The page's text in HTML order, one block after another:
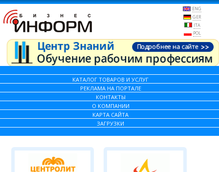
ENG
GER
ITA
POL
КАТАЛОГ ТОВАРОВ И УСЛУГ
РЕКЛАМА НА ПОРТАЛЕ
КОНТАКТЫ
О КОМПАНИИ
КАРТА САЙТА
ЗАГРУЗКИ